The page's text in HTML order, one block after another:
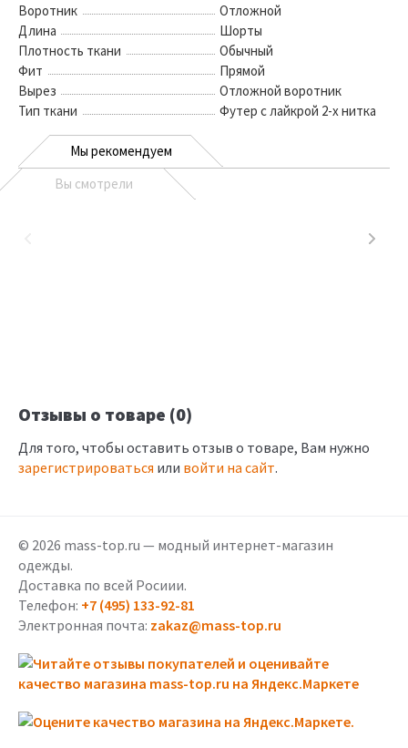
Воротник
Отложной
Длина
Шорты
Плотность ткани
Обычный
Фит
Прямой
Вырез
Отложной воротник
Тип ткани
Футер с лайкрой 2-х нитка
Мы рекомендуем
Вы смотрели
Отзывы о товаре (0)
Для того, чтобы оставить отзыв о товаре, Вам нужно
зарегистрироваться или войти на сайт.
© 2026 mass-top.ru — модный интернет-магазин
одежды.
Доставка по всей Росиии.
Телефон: +7 (495) 133-92-81
Электронная почта: zakaz@mass-top.ru